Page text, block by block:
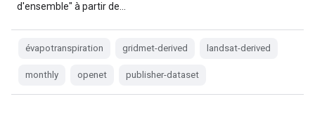
d'ensemble" à partir de…
évapotranspiration gridmet-derived landsat-derived
monthly openet publisher-dataset